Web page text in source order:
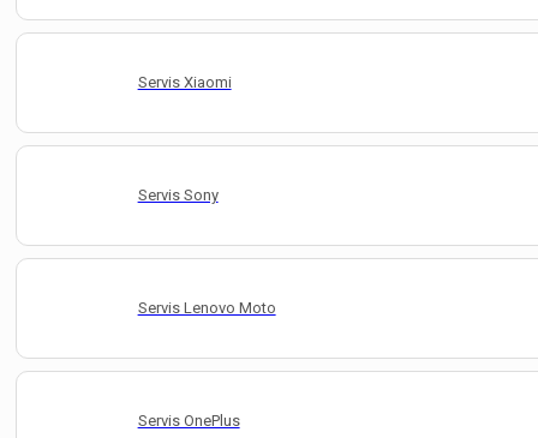
Servis Xiaomi
Servis Sony
Servis Lenovo Moto
Servis OnePlus